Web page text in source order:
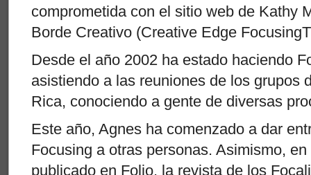
comprometida con el sitio web de Kathy
Borde Creativo (Creative Edge
Desde el año 2002 ha estado haciendo
asistiendo a las reuniones de los grupos
Rica, conociendo a gente de diversas
Este año, Agnes ha comenzado a dar
Focusing a otras personas. Asimismo,
publicado en Folio, la revista de los